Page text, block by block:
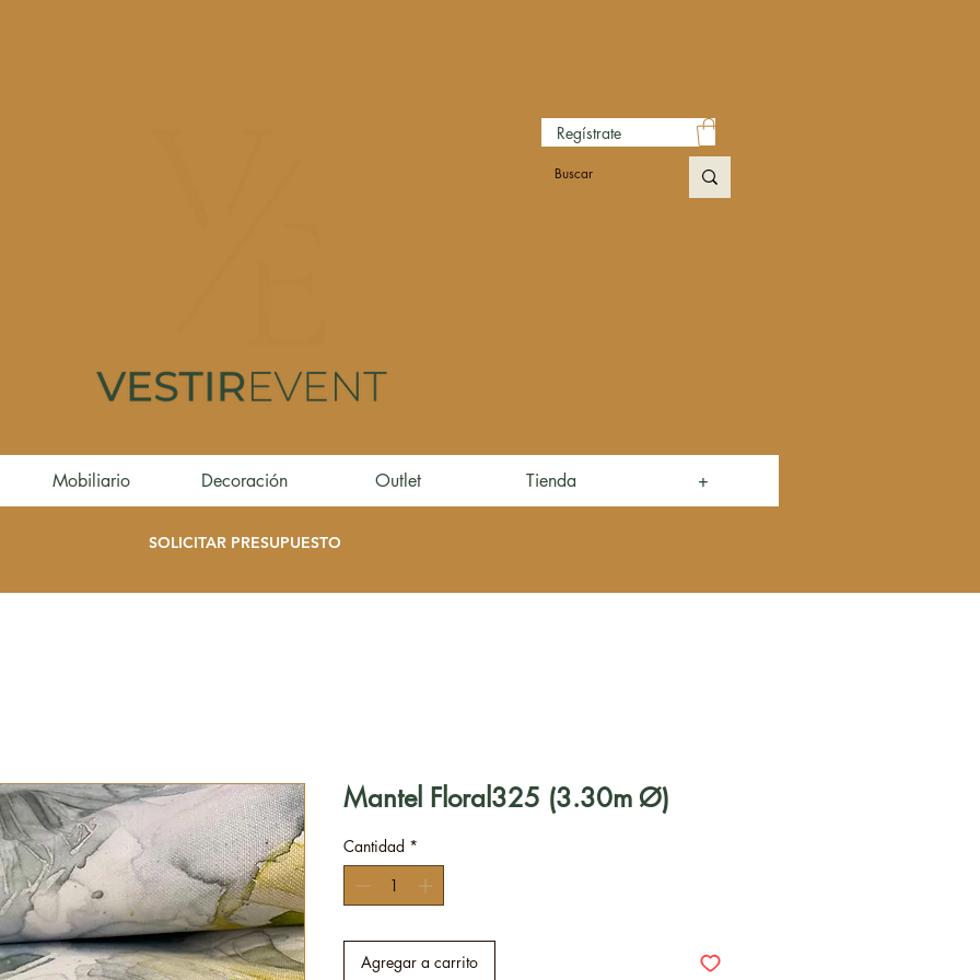
Regístrate
Mobiliario Decoración Outlet Tienda +
SOLICITAR PRESUPUESTO
Mantel Floral325 (3.30m Ø)
Cantidad *
Agregar a carrito